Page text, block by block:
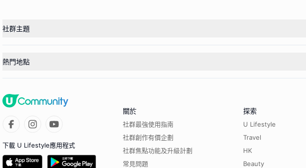
社群主題
熱門地點
下載 U Lifestyle應用程式
關於
社群最強使用指南
社群創作有價企劃
社群焦點功能及升級計劃
常見問題
探索
U Lifestyle
Travel
HK
Beauty